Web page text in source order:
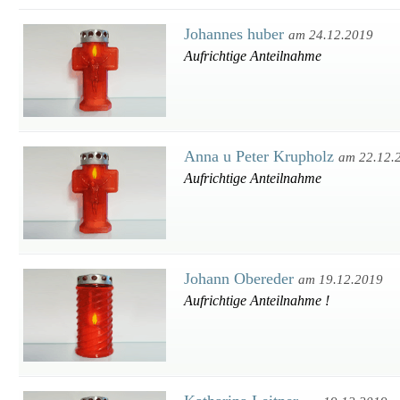
Johannes huber am 24.12.2019
Aufrichtige Anteilnahme
Anna u Peter Krupholz am
Aufrichtige Anteilnahme
Johann Obereder am 19.12.2019
Aufrichtige Anteilnahme !